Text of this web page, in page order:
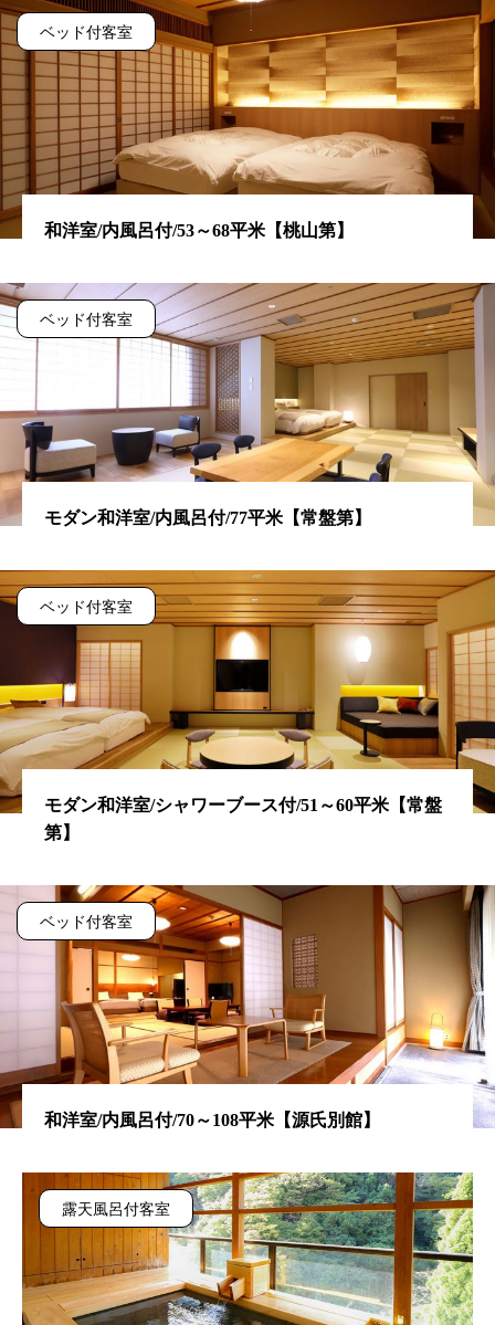
ベッド付客室
和洋室/内風呂付/53～68平米【桃山第】
ベッド付客室
モダン和洋室/内風呂付/77平米【常盤第】
ベッド付客室
モダン和洋室/シャワーブース付/51～60平米【常盤
第】
ベッド付客室
和洋室/内風呂付/70～108平米【源氏別館】
露天風呂付客室